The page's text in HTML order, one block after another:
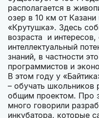
располагается в
озер в 10 км от
«Крутушка». Здесь
возраста и
интеллектуальный
знаний, в частности
программистов и
В этом году у
– обучать школьников
общим проектом. Про
много говорили
инкубатора, которые